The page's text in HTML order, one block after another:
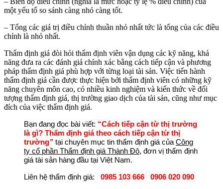
một yếu tố so sánh càng nhỏ càng tốt.
– Tổng các giá trị điều chỉnh thuần nhỏ nhất tức là tổng của các điều
chỉnh là nhỏ nhất.
Thẩm định giá đòi hỏi thẩm định viên vận dụng các kỹ năng, khả
năng đưa ra các đánh giá chính xác bằng cách tiếp cận và phương
pháp thẩm định giá phù hợp với từng loại tài sản. Việc tiến hành
thẩm định giá cần được thực hiện bởi thẩm định viên có những kỹ
năng chuyên môn cao, có nhiều kinh nghiệm và kiến thức về đối
tượng thẩm định giá, thị trường giao dịch của tài sản, cũng như mục
đích của việc thẩm định giá.
Bạn đang đọc bài viết: “Cách tiếp cận từ thị trường
là gì? Thẩm định giá theo cách tiếp cận từ thị
trường” tại chuyên mục tin thẩm định giá của Công
ty cổ phần Thẩm định giá Thành Đô, đơn vị thẩm định
giá tài sản hàng đầu tại Việt Nam.
Liên hệ thẩm định giá:
0985 103 666
0906 020 090